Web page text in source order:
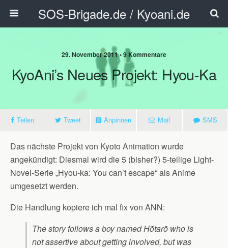
SOS-Brigade.de / Kyoani.de
29. November 2011 • 9 Kommentare
KyoAni’s Neues Projekt: Hyou-Ka
Teilen Tweet Anpinnen Mail SMS
Das nächste Projekt von Kyoto Animation wurde
angekündigt: Diesmal wird die 5 (bisher?) 5-teilige Light-
Novel-Serie „Hyou-ka: You can’t escape“ als Anime
umgesetzt werden.
Die Handlung kopiere ich mal fix von ANN:
The story follows a boy named Hōtarō who is
not assertive about getting involved, but was